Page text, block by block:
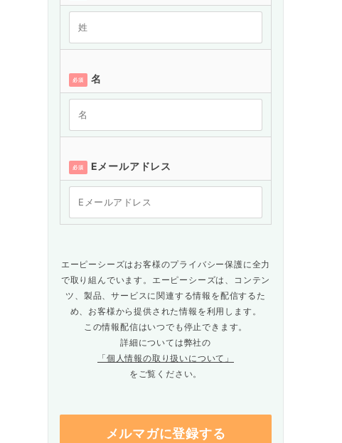
必須 名
必須 Eメールアドレス
エーピーシーズはお客様のプライバシー保護に全力
で取り組んでいます。エーピーシーズは、コンテン
ツ、製品、サービスに関連する情報を配信するた
め、お客様から提供された情報を利用します。
この情報配信はいつでも停止できます。
詳細については弊社の
「個人情報の取り扱いについて」
をご覧ください。